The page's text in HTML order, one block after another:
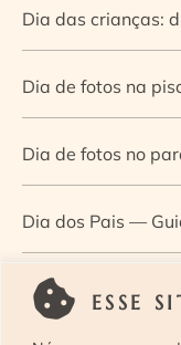
ESSE
Dia das crianças:
Dia de fotos na
Dia de fotos no
Dia dos Pais —
Dia Mundial da
construir a